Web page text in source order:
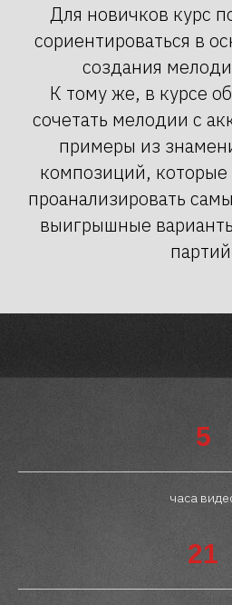
Для новичков курс
сориентироваться в
создания
К тому же, в курсе
сочетать мелодии с
примеры из
композиций, которые
проанализировать
выигрышные
5
часа
21